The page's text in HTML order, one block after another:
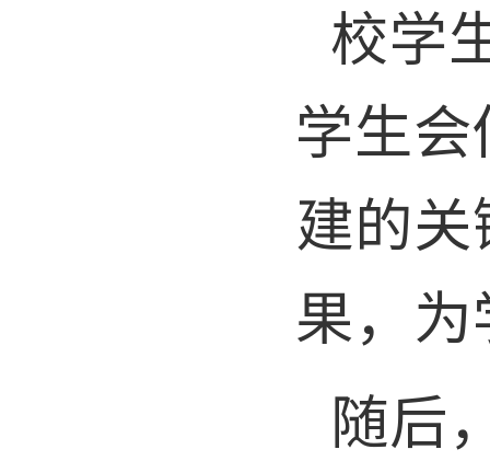
校学
学生
建的
果，
随后